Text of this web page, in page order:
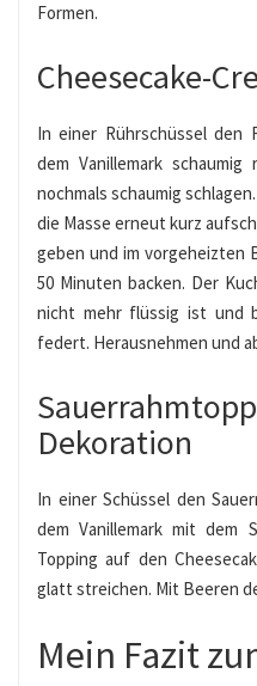
Formen.
Cheesecake-
In einer Rührschüssel den
dem Vanillemark
nochmals schaumig
die Masse erneut kurz
geben und im vorgeheizten
50 Minuten backen. Der
nicht mehr flüssig ist und
federt. Herausnehmen und
Dekoration
In einer Schüssel den
dem Vanillemark mit dem
Topping auf den
glatt streichen. Mit Beeren
Mein Fazit